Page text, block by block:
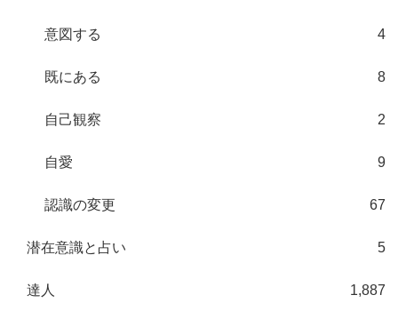
意図する 4
既にある 8
自己観察 2
自愛 9
認識の変更 67
潜在意識と占い 5
達人 1,887